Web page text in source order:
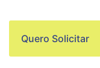
Quero Solicitar